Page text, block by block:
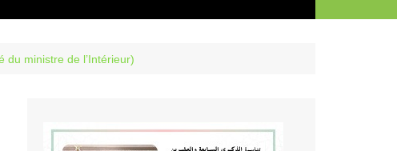
du ministre de l’Intérieur)